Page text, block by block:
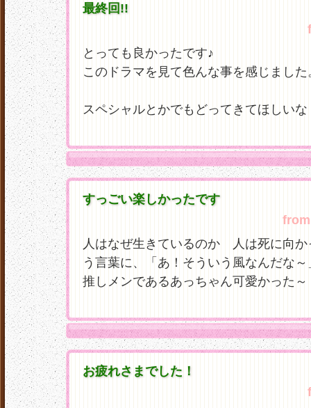
最終回!!
とっても良かったです♪
このドラマを見て色んな事を感じました
スペシャルとかでもどってきてほしいな
すっごい楽しかったです
from
人はなぜ生きているのか 人は死に向か
う言葉に、「あ！そういう風なんだな
推しメンであるあっちゃん可愛かった～
お疲れさまでした！